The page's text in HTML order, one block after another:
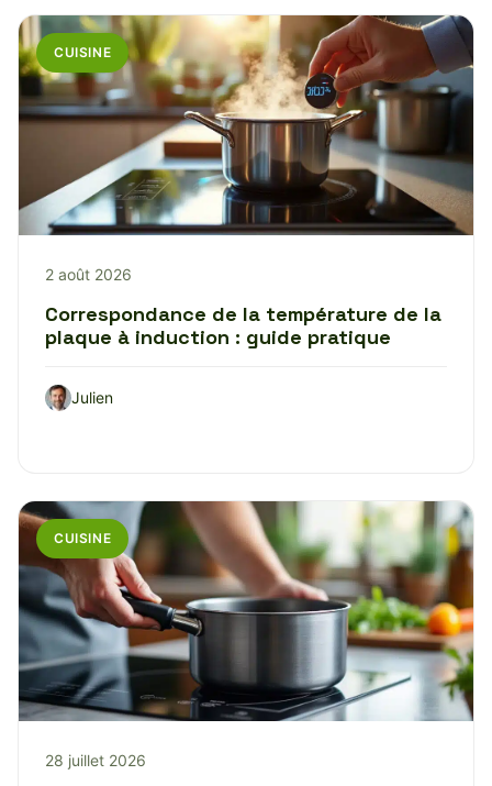
CUISINE
2 août 2026
Correspondance de la température de la
plaque à induction : guide pratique
Julien
CUISINE
28 juillet 2026